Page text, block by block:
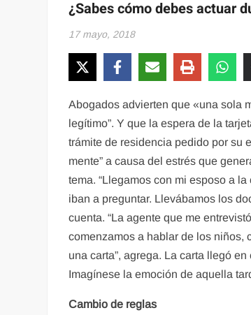
¿Sabes cómo debes actuar
17 mayo, 2018
Abogados advierten que «una sola
legítimo”. Y que la espera de la
trámite de residencia pedido por su
mente” a causa del estrés que
tema. “Llegamos con mi esposo a
iban a preguntar. Llevábamos los
cuenta. “La agente que me
comenzamos a hablar de los niños,
una carta”, agrega. La carta llegó
Imagínese la emoción de aquella
Cambio de reglas